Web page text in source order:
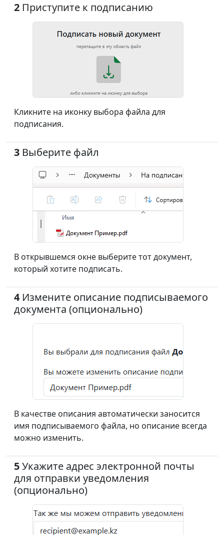
2 Приступите к подписанию
Кликните на иконку выбора файла для
подписания.
3 Выберите файл
В открывшемся окне выберите тот документ,
который хотите подписать.
4 Измените описание подписываемого
документа (опционально)
В качестве описания автоматически заносится
имя подписываемого файла, но описание всегда
можно изменить.
5Укажите адрес электронной почты
для отправки уведомления
(опционально)